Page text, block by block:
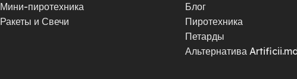
Мини-пиротехника
Ракеты и Свечи
Блог
Пиротехника
Петарды
Альтернатива